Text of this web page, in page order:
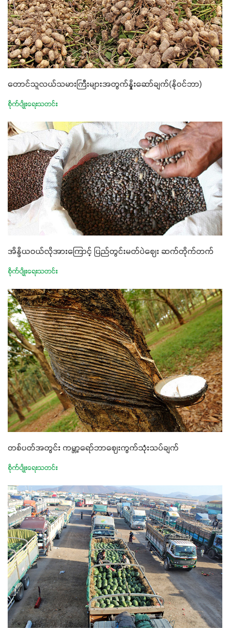
တောင်သူလယ်သမားကြီးများအတွက်နှိုးဆော်ချက်(နိုဝင်ဘာ)
စိုက်ပျိုးရေးသတင်း
အိန္ဒိယဝယ်လိုအားကြောင့် ပြည်တွင်းမတ်ပဲဈေး ဆက်တိုက်တက်
စိုက်ပျိုးရေးသတင်း
တစ်ပတ်အတွင်း ကမ္ဘာ့ရော်ဘာဈေးကွက်သုံးသပ်ချက်
စိုက်ပျိုးရေးသတင်း